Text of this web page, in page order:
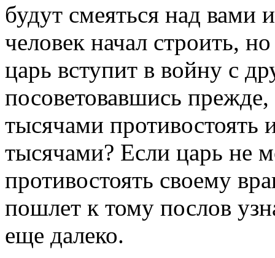
будут смеяться над вами
человек начал строить,
царь вступит в войну с
посоветовавшись
тысячами противостоять
тысячами? Если царь не
противостоять своему
пошлет к тому послов
еще далеко.